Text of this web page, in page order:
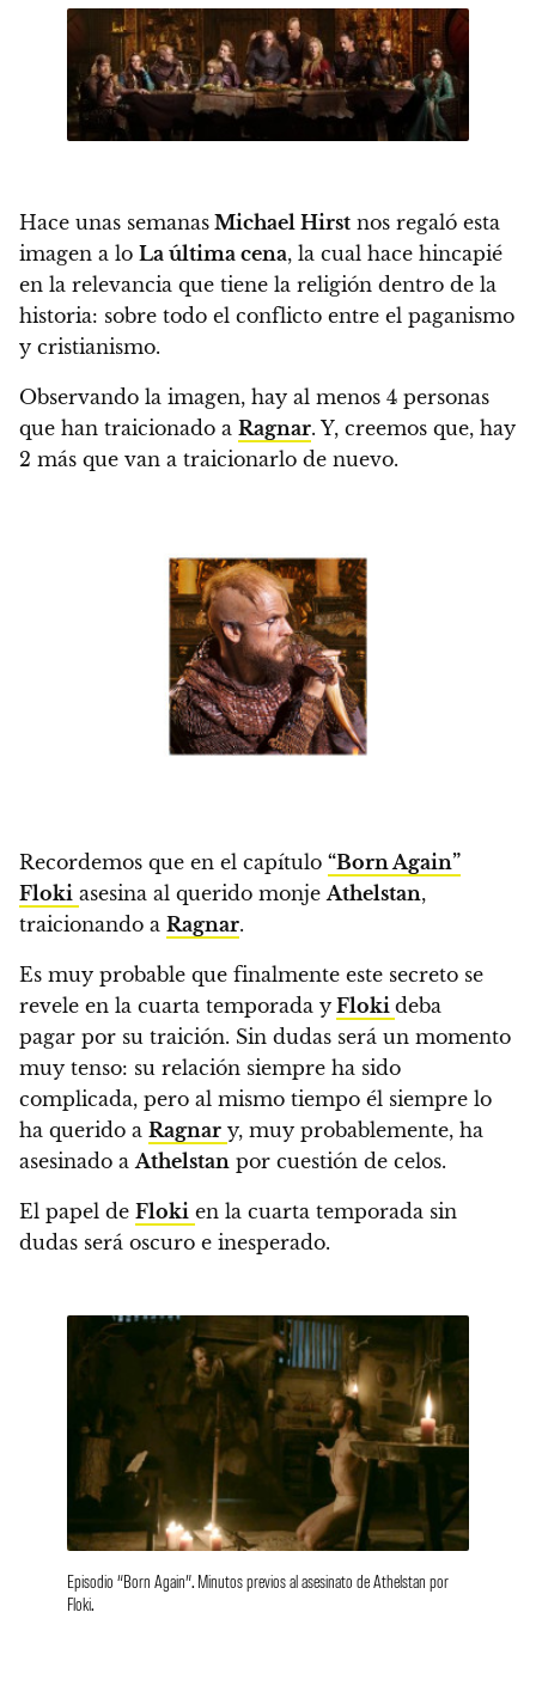
Hace unas semanas Michael Hirst nos regaló esta
imagen a lo La última cena, la cual hace hincapié
en la relevancia que tiene la religión dentro de la
historia: sobre todo el conflicto entre el paganismo
y cristianismo.
Observando la imagen, hay al menos 4 personas
que han traicionado a Ragnar. Y, creemos que, hay
2 más que van a traicionarlo de nuevo.
Recordemos que en el capítulo “Born Again”
Floki asesina al querido monjeAthelstan,
traicionando a Ragnar.
Es muy probable que finalmente este secreto se
revele en la cuarta temporada y Floki deba
pagar por su traición. Sin dudas será un momento
muy tenso: su relación siempre ha sido
complicada, pero al mismo tiempo él siempre lo
ha querido a Ragnar y, muy probablemente, ha
asesinado aAthelstan por cuestión de celos.
El papel de Floki en la cuarta temporada sin
dudas será oscuro e inesperado.
Episodio “Born Again”. Minutos previos al asesinato de Athelstan por
Floki.